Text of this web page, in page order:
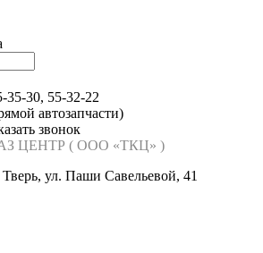
35-30, 55-32-22
автозапчасти)
звонок
ЦЕНТР ( ООО «ТКЦ» )
ул. Паши Савельевой, 41